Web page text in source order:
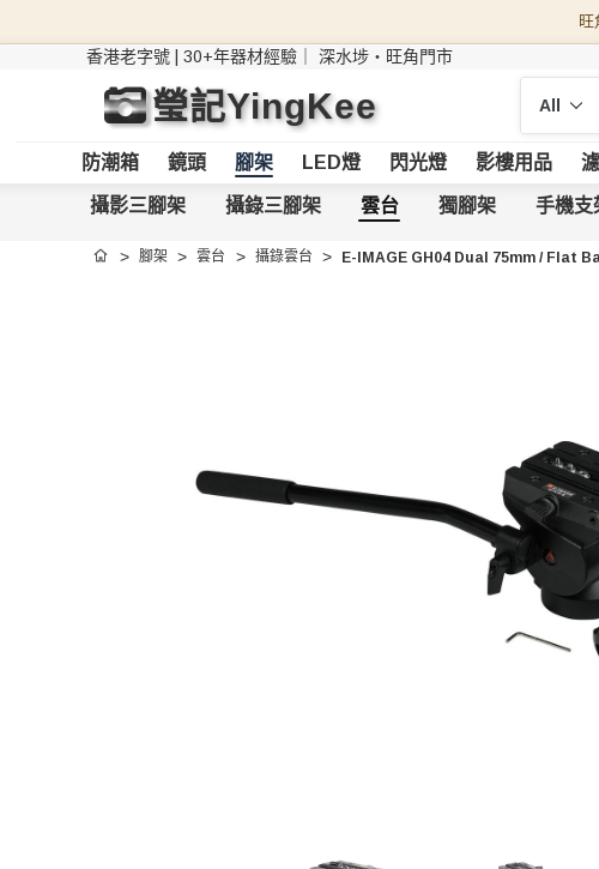
香港老字號 | 30+年器材經驗｜ 深水埗・旺角門市
瑩記YingKee
防潮箱 鏡頭 腳架 LED燈 閃光燈 影樓用品
攝影三腳架 攝錄三腳架 雲台 獨腳架 手機支
首頁 腳架 雲台 攝錄雲台 E-IMAGE GH04 Dual 75mm / Flat